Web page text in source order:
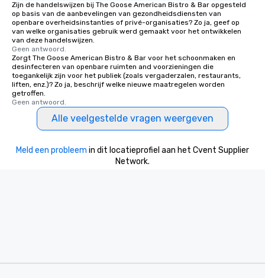
Zijn de handelswijzen bij The Goose American Bistro & Bar opgesteld
op basis van de aanbevelingen van gezondheidsdiensten van
openbare overheidsinstanties of privé-organisaties? Zo ja, geef op
van welke organisaties gebruik werd gemaakt voor het ontwikkelen
van deze handelswijzen.
Geen antwoord.
Zorgt The Goose American Bistro & Bar voor het schoonmaken en
desinfecteren van openbare ruimten and voorzieningen die
toegankelijk zijn voor het publiek (zoals vergaderzalen, restaurants,
liften, enz.)? Zo ja, beschrijf welke nieuwe maatregelen worden
getroffen.
Geen antwoord.
Alle veelgestelde vragen weergeven
Meld een probleem in dit locatieprofiel aan het Cvent Supplier
Network.